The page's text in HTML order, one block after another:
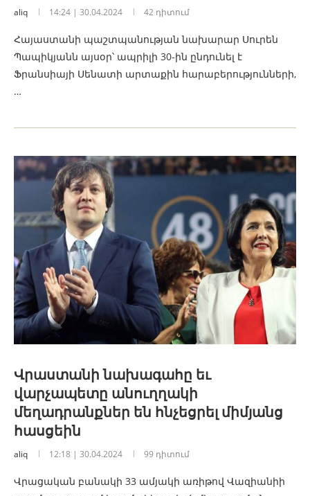
aliq 14:24 | 30.04.2024 42 դիտում
Հայաստանի պաշտպանության նախարար Սուրեն
Պապիկյանն այսօր՝ ապրիլի 30-ին ընդունել է
Ֆրանսիայի Սենատի արտաքին հարաբերությունների,
…
Վրաստանի նախագահը եւ
վարչապետը անուղղակի
մեղադրանքներ են հնչեցրել միմյանց
հասցեին
aliq 12:18 | 30.04.2024 99 դիտում
Վրացական բանակի 33 ամյակի առիթով Վազիանիի